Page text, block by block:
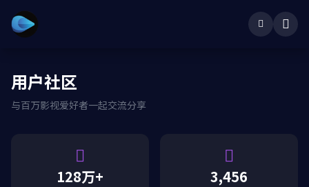
用户社区
与百万影视爱好者一起交流分享
128万+ 3,456